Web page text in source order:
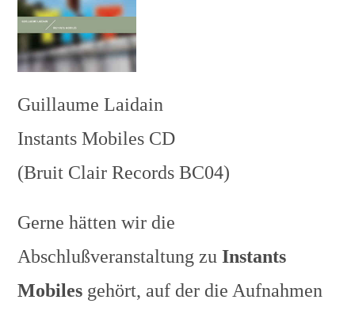
Guillaume Laidain
Instants Mobiles CD
(Bruit Clair Records BC04)
Gerne hätten wir die
Abschlußveranstaltung zuInstants
Mobiles gehört, auf der die Aufnahmen